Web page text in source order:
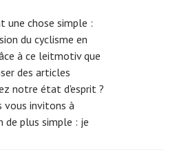
une chose simple :
du cyclisme en
à ce leitmotiv que
des articles
notre état d'esprit ?
vous invitons à
de plus simple : je